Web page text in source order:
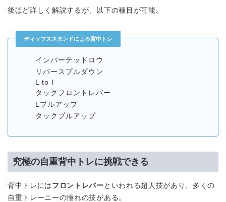
後ほど詳しく解説するが、以下の種目が可能。
ディップススタンドによる背中トレ
インバーテッドロウ
リバースプルダウン
L to I
タックフロントレバー
Lプルアップ
タックプルアップ
究極の自重背中トレに挑戦できる
背中トレには フロントレバー といわれる超人技があり、多くの
自重トレーニーの憧れの技がある。